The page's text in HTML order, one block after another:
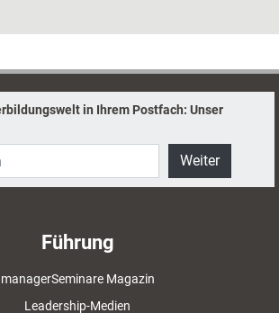
in Ihrem Postfach: Unser
Weiter
Führung
managerSeminare Magazin
Leadership-Medien